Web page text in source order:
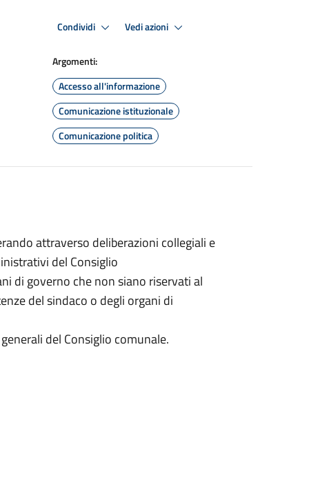
Condividi Vedi azioni
Argomenti:
Accesso all'informazione
Comunicazione istituzionale
Comunicazione politica
attraverso deliberazioni collegiali e
del Consiglio
di governo che non siano riservati al
del sindaco o degli organi di
del Consiglio comunale.